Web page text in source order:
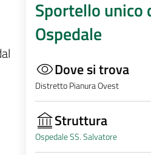
Sportello unico
Ospedale
Dove si trova
Distretto Pianura Ovest
Struttura
Ospedale SS. Salvatore